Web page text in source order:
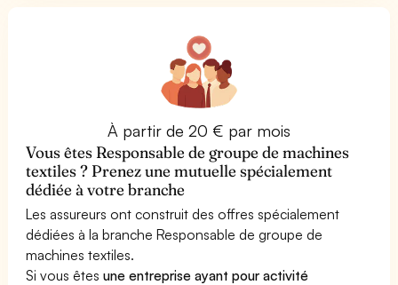
À partir de 20 € par mois
Vous êtes Responsable de groupe de machines
textiles ? Prenez une mutuelle spécialement
dédiée à votre branche
Les assureurs ont construit des offres spécialement
dédiées à la branche Responsable de groupe de
machines textiles.
Si vous êtesune entreprise ayant pour activité